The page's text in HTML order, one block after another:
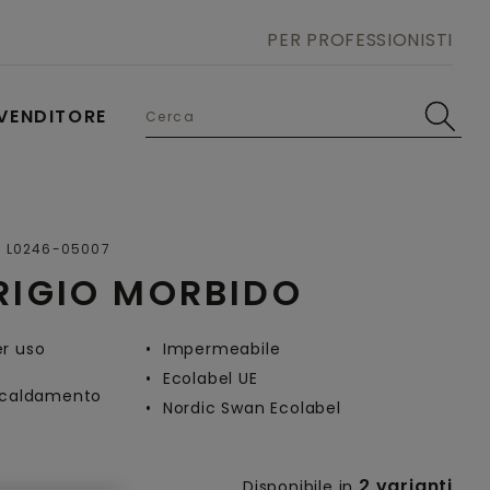
PER PROFESSIONISTI
MORBIDO
L0246-05007
uso
Impermeabile
Ecolabel UE
Nordic Swan Ecolabel